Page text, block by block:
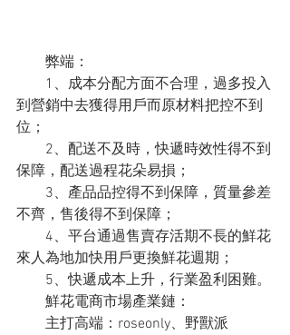
弊端：
1、成本分配方面不合理，過多投入
到營銷中去獲得用戶而原材料把控不到
位；
2、配送不及時，快遞時效性得不到
保障，配送過程花朵易損；
3、產品品控得不到保障，質量參差
不齊，售後得不到保障；
4、平台通過售賣存活期不長的鮮花
來人為地加快用戶更換鮮花週期；
5、快遞成本上升，行業盈利困難。
鮮花電商市場產業鏈：
主打高端：roseonly、野獸派